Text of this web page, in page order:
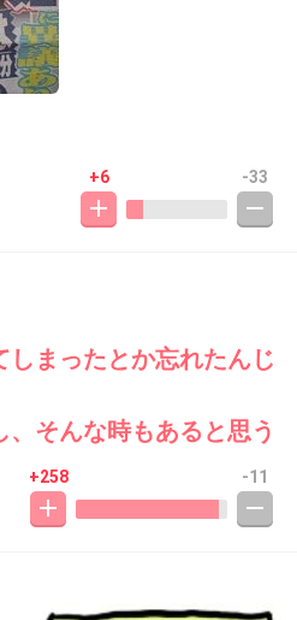
+6 -33
まったとか忘れたんじ
そんな時もあると思う
+258 -11